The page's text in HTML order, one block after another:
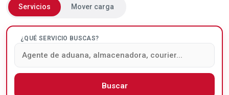
Servicios Mover carga
¿QUÉ SERVICIO BUSCAS?
Buscar